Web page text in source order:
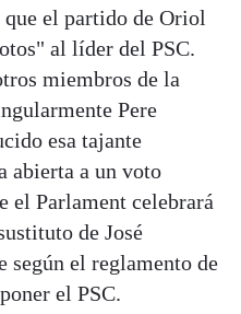
que el partido de Oriol
al líder del PSC.
miembros de la
Pere
esa tajante
abierta a un voto
el Parlament celebrará
de José
el reglamento de
el PSC.